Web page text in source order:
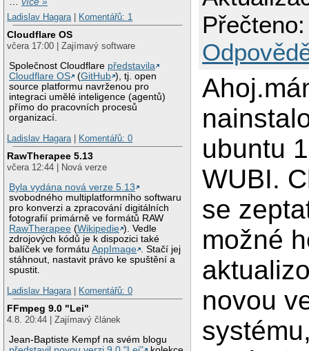
Ladislav Hagara
Komentářů: 1
Cloudflare OS
včera 17:00 | Zajímavý software
Společnost Cloudflare představila
Cloudflare OS
(GitHub ), tj. open
source platformu navrženou pro
integraci umělé inteligence (agentů)
přímo do pracovních procesů
organizací.
Ladislav Hagara
Komentářů: 0
RawTherapee 5.13
včera 12:44 | Nová verze
Byla vydána nová verze 5.13
svobodného multiplatformního softwaru
pro konverzi a zpracování digitálních
fotografií primárně ve formátů RAW
RawTherapee (Wikipedie ). Vedle
zdrojových kódů je k dispozici také
balíček ve formátuAppImage . Stačí jej
stáhnout, nastavit právo ke spuštění a
spustit.
Ladislav Hagara
Komentářů: 0
FFmpeg 9.0 "Lei"
4.8. 20:44 | Zajímavý článek
Jean-Baptiste Kempf na svém blogu
ubuntu
WUBI.
se
možné
novou